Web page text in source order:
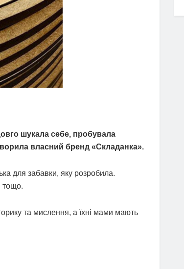
шукала себе, пробувала
власний бренд «Складанка».
для забавки, яку розробила.
тощо.
та мислення, а їхні мами мають